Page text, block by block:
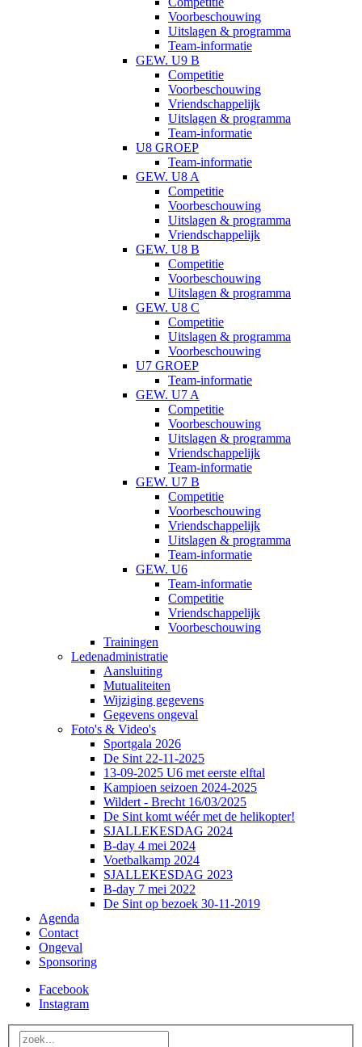
Voorbeschouwing
Uitslagen & programma
Team-informatie
GEW. U9 B
Competitie
Voorbeschouwing
Vriendschappelijk
Uitslagen & programma
Team-informatie
U8 GROEP
Team-informatie
GEW. U8 A
Competitie
Voorbeschouwing
Uitslagen & programma
Vriendschappelijk
GEW. U8 B
Competitie
Voorbeschouwing
Uitslagen & programma
GEW. U8 C
Competitie
Uitslagen & programma
Voorbeschouwing
U7 GROEP
Team-informatie
GEW. U7 A
Competitie
Voorbeschouwing
Uitslagen & programma
Vriendschappelijk
Team-informatie
GEW. U7 B
Competitie
Voorbeschouwing
Vriendschappelijk
Uitslagen & programma
Team-informatie
GEW. U6
Team-informatie
Competitie
Vriendschappelijk
Voorbeschouwing
Trainingen
Ledenadministratie
Aansluiting
Mutualiteiten
Wijziging gegevens
Gegevens ongeval
Foto's & Video's
Sportgala 2026
De Sint 22-11-2025
13-09-2025 U6 met eerste elftal
Kampioen seizoen 2024-2025
Wildert - Brecht 16/03/2025
De Sint komt wéér met de helikopter!
SJALLEKESDAG 2024
B-day 4 mei 2024
Voetbalkamp 2024
SJALLEKESDAG 2023
B-day 7 mei 2022
De Sint op bezoek 30-11-2019
Agenda
Contact
Ongeval
Sponsoring
Facebook
Instagram